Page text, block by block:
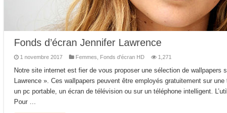
Fonds d’écran Jennifer Lawrence
1 novembre 2017 Femmes Fonds d'écran HD 1,271
Notre site internet est fier de vous proposer une sélection de wallpapers
Lawrence ». Ces wallpapers peuvent être employés gratuitement sur
un pc portable, un écran de télévision ou sur un téléphone intelligent.
Pour …